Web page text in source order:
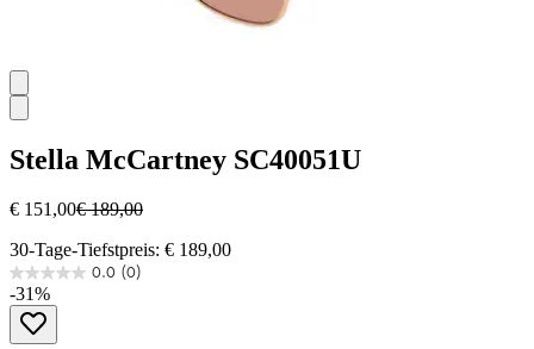
Stella McCartney SC40051U
€ 151,00€ 189,00
30-Tage-Tiefstpreis: € 189,00
0.0 (0)
0.0
von
-31%